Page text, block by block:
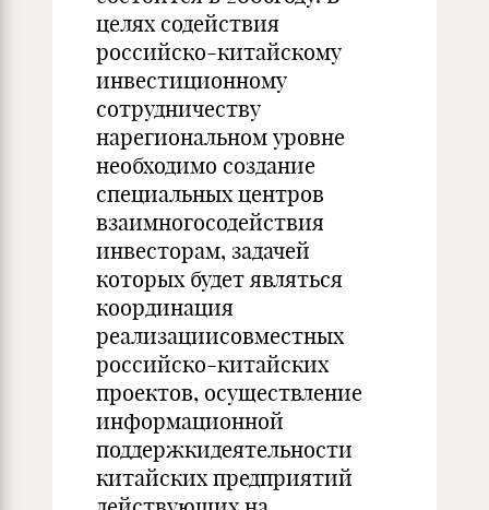
целях содействия
российско-китайскому
инвестиционному
сотрудничеству
нарегиональном уровне
необходимо создание
специальных центров
взаимногосодействия
инвесторам, задачей
которых будет являться
координация
реализациисовместных
российско-китайских
проектов, осуществление
информационной
поддержкидеятельности
китайских предприятий